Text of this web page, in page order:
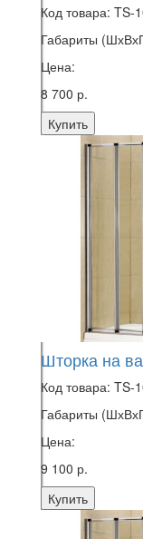
Код товара: TS-
Габариты
Цена:
8 700 р.
Купить
Шторка на
Код товара: TS-
Габариты
Цена:
9 100 р.
Купить